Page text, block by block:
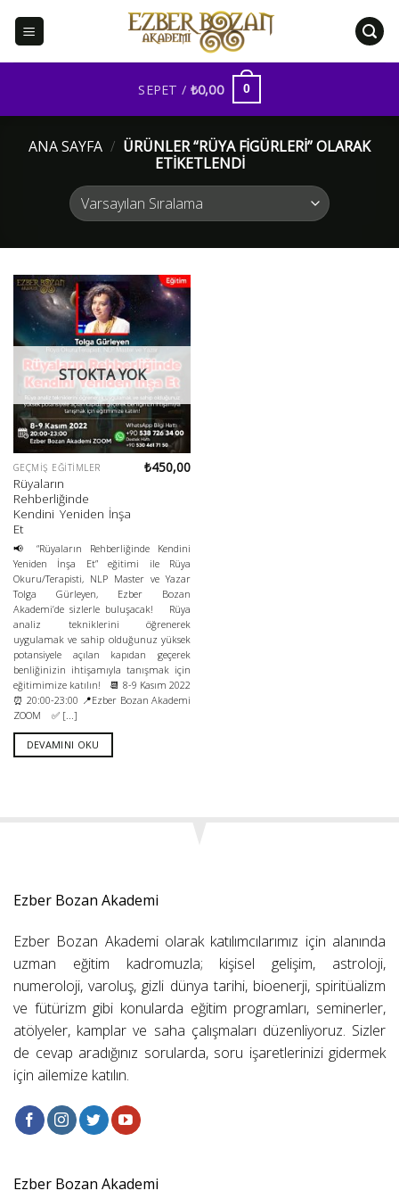
SEPET / ₺0,00 0
ANA SAYFA / ÜRÜNLER “RÜYA FIGÜRLERI” OLARAK
ETIKETLENDI
STOKTA YOK
GEÇMIŞ EĞITIMLER
Rüyaların
Rehberliğinde
Kendini Yeniden İnşa
Et
₺450,00
📢 “Rüyaların Rehberliğinde Kendini
Yeniden İnşa Et” eğitimi ile Rüya
Okuru/Terapisti, NLP Master ve Yazar
Tolga Gürleyen, Ezber Bozan
Akademi’de sizlerle buluşacak! Rüya
analiz tekniklerini öğrenerek
uygulamak ve sahip olduğunuz yüksek
potansiyele açılan kapıdan geçerek
benliğinizin ihtişamıyla tanışmak için
eğitimimize katılın! 📆 8-9 Kasım 2022
⏰ 20:00-23:00 📍Ezber Bozan Akademi
ZOOM ✅ [...]
DEVAMINI OKU
Ezber Bozan Akademi
Ezber Bozan Akademi olarak katılımcılarımız için alanında
uzman eğitim kadromuzla; kişisel gelişim, astroloji,
numeroloji, varoluş, gizli dünya tarihi, bioenerji, spiritüalizm
ve fütürizm gibi konularda eğitim programları, seminerler,
atölyeler, kamplar ve saha çalışmaları düzenliyoruz. Sizler
de cevap aradığınız sorularda, soru işaretlerinizi gidermek
için ailemize katılın.
Ezber Bozan Akademi